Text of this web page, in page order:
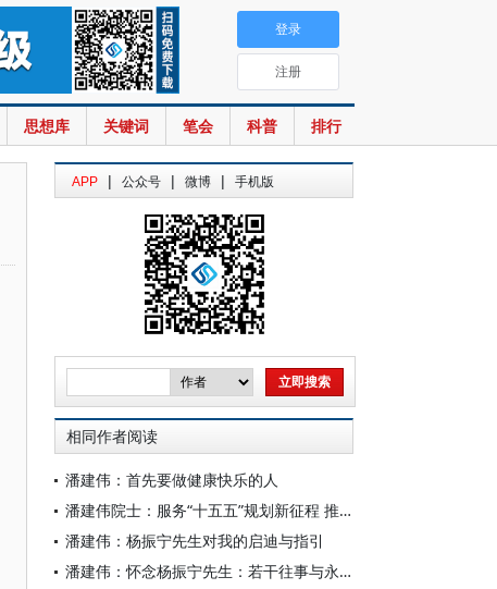
思想库 关键词 笔会 科普 排行
登录
注册
APP | 公众号 | 微博 | 手机版
相同作者阅读
潘建伟：首先要做健康快乐的人
潘建伟院士：服务“十五五”规划新征程 推动量子科技成为新的经济增长点
潘建伟：杨振宁先生对我的启迪与指引
潘建伟：怀念杨振宁先生：若干往事与永远的启迪